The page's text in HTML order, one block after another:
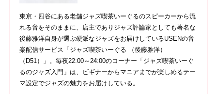
東京・四谷にある老舗ジャズ喫茶いーぐるのスピーカーから流
れる音をそのままに、店主でありジャズ評論家としても著名な
後藤雅洋自身が選ぶ硬派なジャズをお届けしているUSENの音
楽配信サービス「ジャズ喫茶いーぐる （後藤雅洋）
（D51）」。毎夜22:00～24:00のコーナー「ジャズ喫茶いーぐ
るのジャズ入門」は、ビギナーからマニアまでが楽しめるテー
マ設定でジャズの魅力をお届けしている。